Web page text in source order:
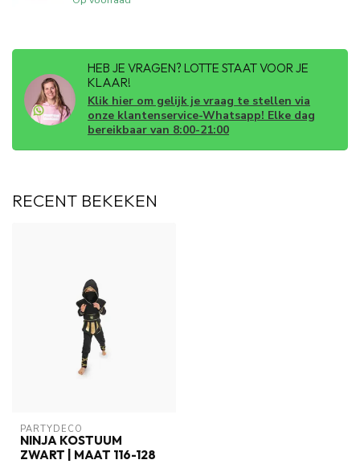
HEB JE VRAGEN? LOTTE STAAT VOOR JE
KLAAR!
Klik hier om gelijk je vraag te stellen via
onze klantenservice-Whatsapp! Elke dag
bereikbaar van 8:00-21:00
RECENT BEKEKEN
PARTYDECO
NINJA KOSTUUM
ZWART | MAAT 116-128